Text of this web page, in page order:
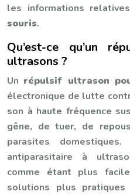
les informations
souris.
Qu’est-ce qu’un
ultrasons ?
Un répulsif ultrason
électronique de lutte
son à haute fréquence
gêne, de tuer, de
parasites
antiparasitaire à
comme étant plus
solutions plus